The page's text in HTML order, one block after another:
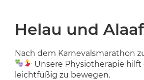
Helau und
Nach dem Karnevalsmarathon
Unsere Physiotherapie
leichtfüßig zu bewegen.